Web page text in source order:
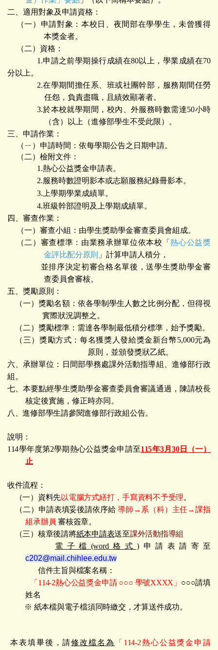
二、適用對象及申請資格：
（一）申請對象：本校日、夜間部在學學生，未曾獲得
本獎金者。
（二）資格：
1.申請之前學期操行成績在80以上，學業成績在70
分以上。
2.在學期間擔任系、班或社團幹部，服務期間任勞
任怨，負責盡職，且績效顯著者。
3.於本校就學期間，校內、外服務時數需達50小時
（含）以上（進修部學生不受此限）。
三、申請作業：
（ㄧ）申請時間：依每學期公告之日期申請。
（二）檢附文件：
1.熱心公益獎金申請表。
2.服務時數證明影本或志願服務紀錄冊影本。
3.上學期學業成績單。
4.班級幹部證明及上學期成績單。
四、審查作業：
（一）審查小組：由學生獎助學金審查委員會組成。
（二）審查標準：由業務承辦單位依本校「熱心公益獎
金評比配分原則 」計算申請人積分，
並排序決定初審合格名單後，送學生獎助學金審
查委員會審核。
五、獎勵原則：
（一）獎勵名額：依各學制學生人數之比例分配，但得視
實際狀況調整之。
（二）獎勵標準：需達各學制最低積分標準，始予獎勵。
（三）獎勵方式：每名獲獎人發給獎金新台幣5,000元為
原則，並頒發獎狀乙紙。
六、承辦單位：日間部學務處課外活動指導組、進修部行政
組。
七、本要點經學生獎助學金審查委員會審議通過，陳請校長
核定後實施，修正時亦同。
八、進修部學生請參閱進修部行政組公告。
說明：
114學年度第2學期熱心公益獎金申請至115年3月30日（一）
止
收件流程：
（一） 資料先以電腦方式繕打，手寫資料不予受理。
（二） 申請表填妥後請依序給 導師→ 系（科） 主任→課指
組承辦員審核簽章。
（三）核章後請將紙本申請表送至課外活動指導組
電子檔(word格式)申請表請寄至
c202@mail.chihlee.edu.tw
信件主旨與檔案名稱：
「114-2熱心公益獎金申請 ○○○ 學號XXXX」 ○○○請填
姓名
※ 紙本檔與電子檔須同時繳交，才算送件成功。
本表填畢後，請修改檔名為
「114-2熱心公益獎金申請